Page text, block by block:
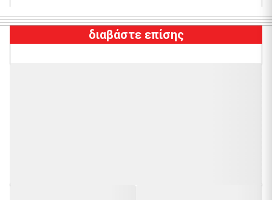
διαβάστε επίσης